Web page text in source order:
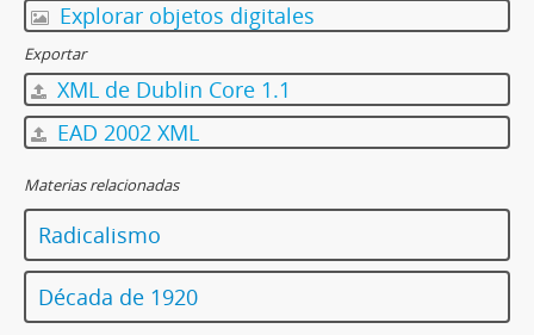
Explorar objetos digitales
Exportar
XML de Dublin Core 1.1
EAD 2002 XML
Materias relacionadas
Radicalismo
Década de 1920